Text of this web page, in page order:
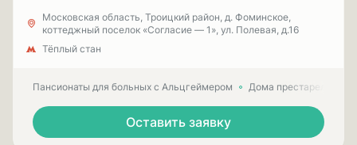
Московская область, Троицкий район, д. Фоминское,
коттеджный поселок «Согласие — 1», ул. Полевая, д.16
Тёплый стан
Пансионаты для больных с Альцгеймером Дома престарелых
Оставить заявку